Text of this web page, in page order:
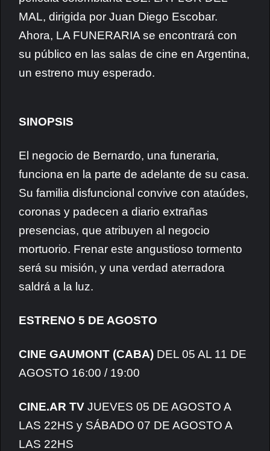
MAL, dirigida por Juan Diego Escobar.
Ahora, LA FUNERARIA se encontrará con
su público en las salas de cine en Argentina,
un estreno muy esperado.
SINOPSIS
El negocio de Bernardo, una funeraria,
funciona en la parte de adelante de su casa.
Su familia disfuncional convive con ataúdes,
coronas y padecen a diario extrañas
presencias, que atribuyen al negocio
mortuorio. Frenar este angustioso tormento
será su misión, y una verdad aterradora
saldrá a la luz.
ESTRENO 5 DE AGOSTO
CINE GAUMONT (CABA) DEL 05 AL 11 DE
AGOSTO 16:00 / 19:00
CINE.AR TV JUEVES 05 DE AGOSTO A
LAS 22HS y SÁBADO 07 DE AGOSTO A
LAS 22HS